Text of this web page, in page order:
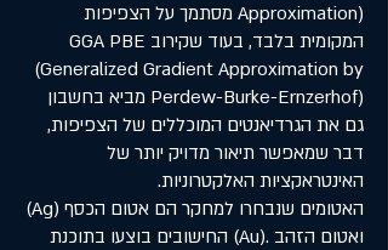
Approximation) מסתמך על הצפיפות
המקומית בלבד, בעוד שקירוב GGA PBE
(Generalized Gradient Approximation by
Perdew-Burke-Ernzerhof) מביא בחשבון
גם את הגרדיאנטים המוכללים של הצפיפות,
דבר שמאפשר תיאור מדויק יותר של
האינטראקציות האלקטרוניות.
האטומים שנבחרו למחקר הם אטום הכסף (Ag)
ואטום הזהב .(Au) החישובים בוצעו בתוכנת